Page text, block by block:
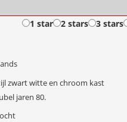
1 star 2 stars 3 stars
zwart witte en chroom kast
jaren 80.